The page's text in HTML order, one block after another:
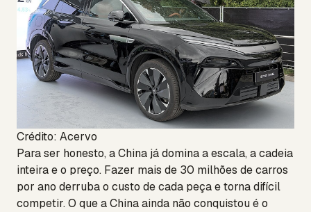
Crédito: Acervo
Para ser honesto, a China já domina a escala, a cadeia
inteira e o preço. Fazer mais de 30 milhões de carros
por ano derruba o custo de cada peça e torna difícil
competir. O que a China ainda não conquistou é o